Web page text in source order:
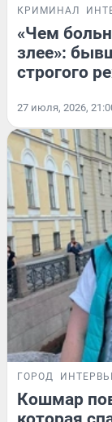
КРИМИНАЛ
«Чем
злее»:
строгого
27 июля, 2026,
ГОРОД
Кошмар